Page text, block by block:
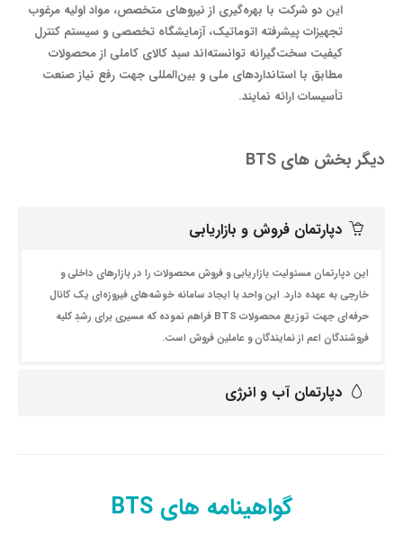
این دو شرکت با بهره‌گیری از نیروهای متخصص، مواد اولیه مرغوب
تجهیزات پیشرفته اتوماتیک، آزمایشگاه تخصصی و سیستم کنترل
کیفیت سخت‌گیرانه توانسته‌اند سبد کالای کاملی از محصولات
مطابق با استانداردهای ملی و بین‌المللی جهت رفع نیاز صنعت
تأسیسات ارائه نمایند.
دیگر بخش های BTS
دپارتمان فروش و بازاریابی
این دپارتمان مسئولیت بازاریابی و فروش محصولات را در بازارهای داخلی و
خارجی به عهده دارد. این واحد با ایجاد سامانه خوشه‌های فیروزه‌ای یک کانال
حرفه‌ای جهت توزیع محصولات BTS فراهم نموده که مسیری برای رشدِ کلیه
فروشندگان اعم از نمایندگان و عاملین فروش است.
دپارتمان آب و انرژی
گواهینامه های BTS